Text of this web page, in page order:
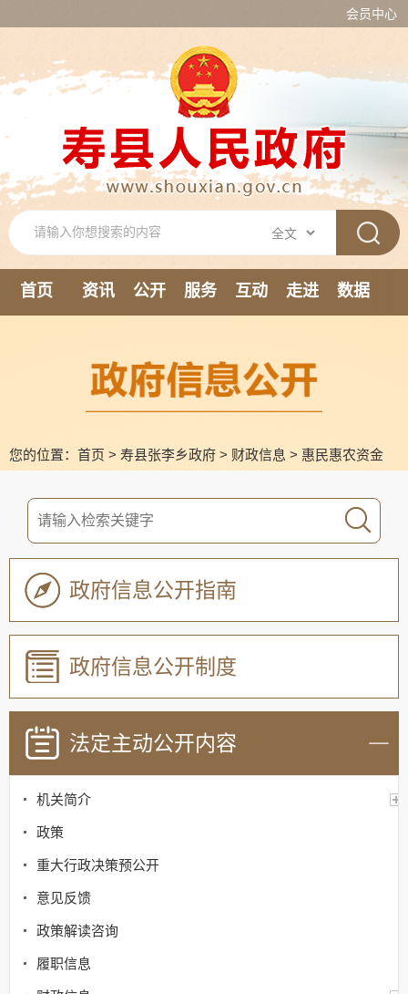
会员中心
首页 资讯 公开 服务 互动 走进
数据
您的位置： 首页 > 寿县张李乡政府 > 财政信息 > 惠民惠农资金
政府信息公开指南
政府信息公开制度
法定主动公开内容
机关简介
政策
重大行政决策预公开
意见反馈
政策解读咨询
履职信息